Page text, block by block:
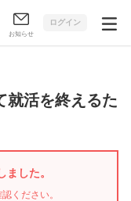
お知らせ
ログイン
就活を終えるた
した。
ください。